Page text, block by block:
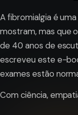
A fibromialgia é
mostram, mas que
de 40 anos de
escreveu este e-
exames estão
Com ciência,